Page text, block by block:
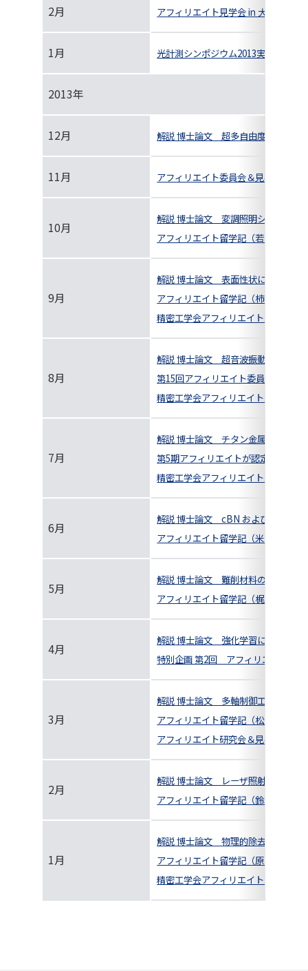
2月 アフィリエイト見学会 in 大阪大学
1月 光計測シンポジウム2013実施報告（
2013年
12月 解説 博士論文 超多自由度ロボット
11月 アフィリエイト委員会＆見学会 in
10月
解説 博士論文 変調照明シフトによ
アフィリエイト留学記（若山 俊隆）
9月
解説 博士論文 表面性状に関する研
アフィリエイト留学記（柿沼 康弘）
精密工学会アフィリエイト紹介
8月
解説 博士論文 超音波振動を援用し
第15回アフィリエイト委員会・関連
精密工学会アフィリエイト紹介
7月
解説 博士論文 チタン金属の超精密
第5期アフィリエイトが認定されまし
精密工学会アフィリエイト紹介
6月
解説 博士論文 cBN およびコーティ
アフィリエイト留学記（米陀 佳祐）
5月
解説 博士論文 難削材料の楕円振動
アフィリエイト留学記（梶原 優介）
4月
解説 博士論文 強化学習によるマル
特別企画 第2回 アフィリエイト座
3月
解説 博士論文 多軸制御工作機械送
アフィリエイト留学記（松浦 大輔）
アフィリエイト研究会＆見学会 in
2月
解説 博士論文 レーザ照射によるシ
アフィリエイト留学記（鈴木 教和）
1月
解説 博士論文 物理的除去加工と化
アフィリエイト留学記（原 辰徳）
精密工学会アフィリエイト ロゴマー